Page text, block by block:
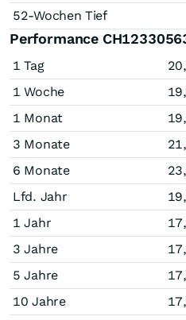
52-Wochen Tief
Performance
1 Tag
1 Woche
1 Monat
3 Monate
6 Monate
Lfd. Jahr
1 Jahr
3 Jahre
5 Jahre
10 Jahre